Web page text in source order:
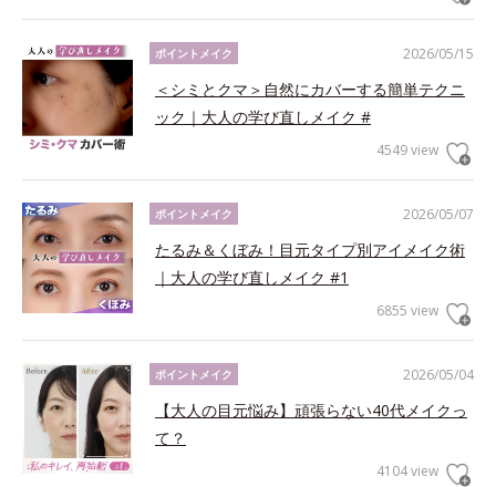
2026/05/15
ポイントメイク
＜シミとクマ＞自然にカバーする簡単テクニ
ック｜大人の学び直しメイク #
4549 view
2026/05/07
ポイントメイク
たるみ＆くぼみ！目元タイプ別アイメイク術
｜大人の学び直しメイク #1
6855 view
2026/05/04
ポイントメイク
【大人の目元悩み】頑張らない40代メイクっ
て？
4104 view